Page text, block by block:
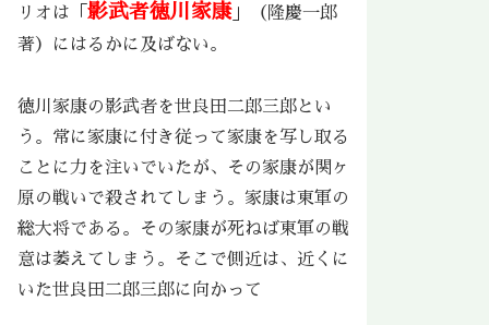
リオは「 影武者徳川家康 」（隆慶一郎
著）にはるかに及ばない。
徳川家康の影武者を世良田二郎三郎とい
う。常に家康に付き従って家康を写し取る
ことに力を注いでいたが、その家康が関ヶ
原の戦いで殺されてしまう。家康は東軍の
総大将である。その家康が死ねば東軍の戦
意は萎えてしまう。そこで側近は、近くに
いた世良田二郎三郎に向かって